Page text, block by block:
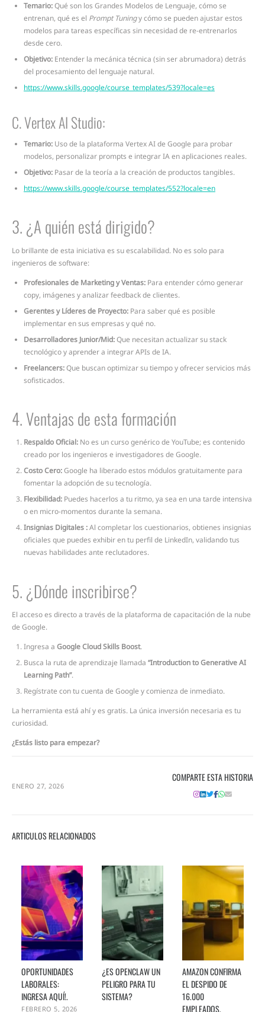
Temario:Qué son los Grandes Modelos de Lenguaje, cómo se
entrenan, qué es el Prompt Tuningy cómo se pueden ajustar estos
modelos para tareas específicas sin necesidad de re-entrenarlos
desde cero.
Objetivo: Entender la mecánica técnica (sin ser abrumadora) detrás
del procesamiento del lenguaje natural.
https://www.skills.google/course_templates/539?locale=es
C. Vertex AI Studio:
Temario: Uso de la plataforma Vertex AI de Google para probar
modelos, personalizar prompts e integrar IA en aplicaciones reales.
Objetivo: Pasar de la teoría a la creación de productos tangibles.
https://www.skills.google/course_templates/552?locale=en
3. ¿A quién está dirigido?
Lo brillante de esta iniciativa es su escalabilidad. No es solo para
ingenieros de software:
Profesionales de Marketing y Ventas: Para entender cómo generar
copy, imágenes y analizar feedback de clientes.
Gerentes y Líderes de Proyecto: Para saber qué es posible
implementar en sus empresas y qué no.
Desarrolladores Junior/Mid:Que necesitan actualizar su stack
tecnológico y aprender a integrar APIs de IA.
Freelancers:Que buscan optimizar su tiempo y ofrecer servicios más
sofisticados.
4. Ventajas de esta formación
Respaldo Oficial: No es un curso genérico de YouTube; es contenido
creado por los ingenieros e investigadores de Google.
Costo Cero:Google ha liberado estos módulos gratuitamente para
fomentar la adopción de su tecnología.
Flexibilidad: Puedes hacerlos a tu ritmo, ya sea en una tarde intensiva
o en micro-momentos durante la semana.
Insignias Digitales :Al completar los cuestionarios, obtienes insignias
oficiales que puedes exhibir en tu perfil de LinkedIn, validando tus
nuevas habilidades ante reclutadores.
5. ¿Dónde inscribirse?
El acceso es directo a través de la plataforma de capacitación de la nube
de Google.
Ingresa a Google Cloud Skills Boost.
Busca la ruta de aprendizaje llamada “Introduction to Generative AI
Learning Path”.
Regístrate con tu cuenta de Google y comienza de inmediato.
La herramienta está ahí y es gratis. La única inversión necesaria es tu
curiosidad.
¿Estás listo para empezar?
ENERO 27, 2026
COMPARTE ESTA HISTORIA
ARTICULOS RELACIONADOS
OPORTUNIDADES
LABORALES:
INGRESA AQUÍ!.
FEBRERO 5, 2026
¿ES OPENCLAW UN
PELIGRO PARA TU
SISTEMA?
AMAZON CONFIRMA
EL DESPIDO DE
16.000
EMPLEADOS.